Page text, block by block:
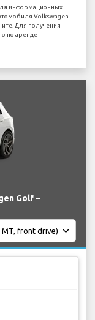
информационных
Volkswagen
Для получения
по аренде
Golf –